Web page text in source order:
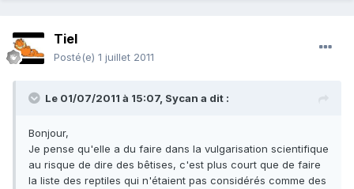
Tiel
Posté(e) 1 juillet 2011
Le 01/07/2011 à 15:07, Sycan a dit :
Bonjour,
Je pense qu'elle a du faire dans la vulgarisation scientifique
au risque de dire des bêtises, c'est plus court que de faire
la liste des reptiles qui n'étaient pas considérés comme des